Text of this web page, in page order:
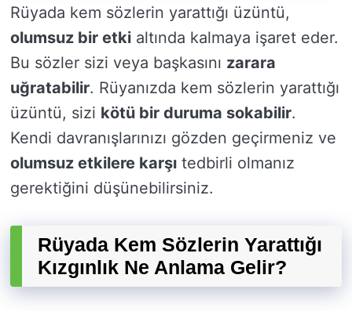
Rüyada kem sözlerin yarattığı üzüntü,
olumsuz bir etki altında kalmaya işaret eder.
Bu sözler sizi veya başkasını zarara
uğratabilir. Rüyanızda kem sözlerin yarattığı
üzüntü, sizi kötü bir duruma sokabilir.
Kendi davranışlarınızı gözden geçirmeniz ve
olumsuz etkilere karşı tedbirli olmanız
gerektiğini düşünebilirsiniz.
Rüyada Kem Sözlerin Yarattığı
Kızgınlık Ne Anlama Gelir?